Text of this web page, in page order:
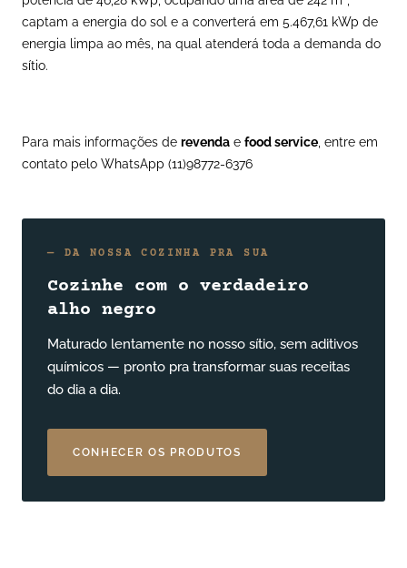
captam a energia do sol e a converterá em 5.467,61 kWp de
energia limpa ao mês, na qual atenderá toda a demanda do
sítio.
Para mais informações de revenda e food service , entre em
contato pelo WhatsApp (11)98772-6376
— DA NOSSA COZINHA PRA SUA
Cozinhe com o verdadeiro
alho negro
Maturado lentamente no nosso sítio, sem aditivos
químicos — pronto pra transformar suas receitas
do dia a dia.
CONHECER OS PRODUTOS